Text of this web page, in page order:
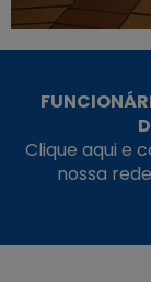
Clique aqui e
nossa